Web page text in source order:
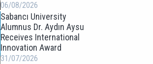
06/08/2026
Sabancı University
Alumnus Dr. Aydın Aysu
Receives International
Innovation Award
31/07/2026